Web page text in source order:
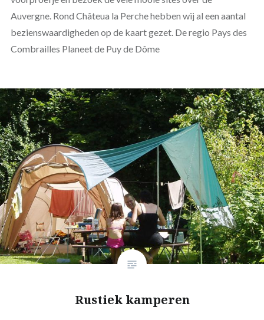
Auvergne. Rond Châteua la Perche hebben wij al een aantal
bezienswaardigheden op de kaart gezet. De regio Pays des
Combrailles Planeet de Puy de Dôme
Rustiek kamperen